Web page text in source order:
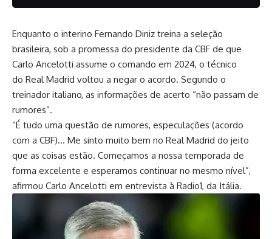
Enquanto o interino Fernando Diniz treina a seleção
brasileira, sob a promessa do presidente da CBF de que
Carlo Ancelotti assume o comando em 2024, o técnico
do Real Madrid voltou a negar o acordo. Segundo o
treinador italiano, as informações de acerto “não passam de
rumores”.
“É tudo uma questão de rumores, especulações (acordo
com a CBF)… Me sinto muito bem no Real Madrid do jeito
que as coisas estão. Começamos a nossa temporada de
forma excelente e esperamos continuar no mesmo nível”,
afirmou Carlo Ancelotti em entrevista à Radio1, da Itália.